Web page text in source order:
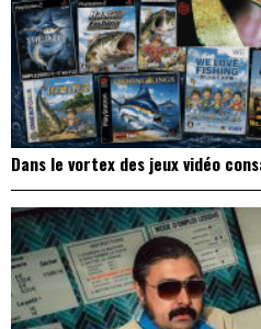
Dans le vortex des jeux vidéo